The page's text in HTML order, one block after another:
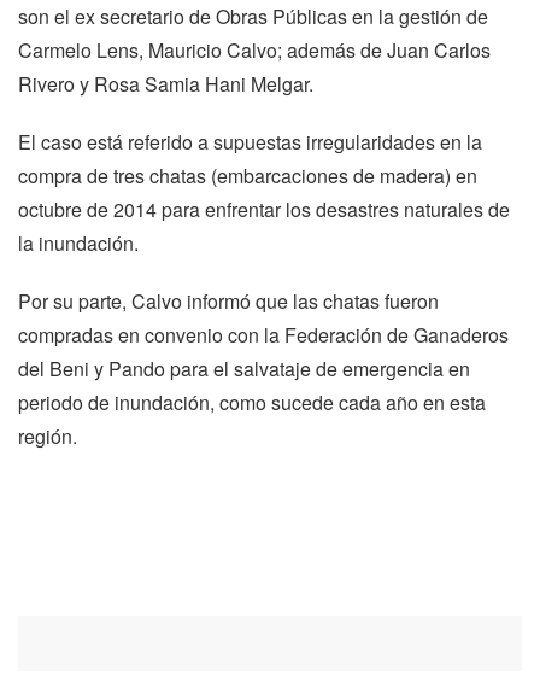
son el ex secretario de Obras Públicas en la gestión de
Carmelo Lens, Mauricio Calvo; además de Juan Carlos
Rivero y Rosa Samia Hani Melgar.
El caso está referido a supuestas irregularidades en la
compra de tres chatas (embarcaciones de madera) en
octubre de 2014 para enfrentar los desastres naturales de
la inundación.
Por su parte, Calvo informó que las chatas fueron
compradas en convenio con la Federación de Ganaderos
del Beni y Pando para el salvataje de emergencia en
periodo de inundación, como sucede cada año en esta
región.